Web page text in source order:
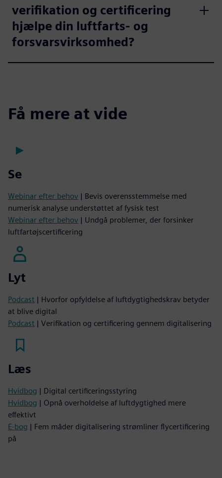
verifikation og certificering
hjælpe din luftfarts- og
forsvarsvirksomhed?
Få mere at vide
Se
Webinar efter behov | Bevis overensstemmelse med
numerisk analyse understøttet af fysisk test
Webinar efter behov | Undgå problemer, der forsinker
luftfartøjscertificering
Lyt
Podcast | Hvorfor opfyldelse af luftdygtighedskrav betyder
at blive digital
Podcast | Verifikation og certificering gennem digitalisering
Læs
Hvidbog | Digital certificeringsstyring
Hvidbog | Opnå overholdelse af luftdygtighed mere
effektivt
E-bog | Fem måder digitalisering strømliner flycertificering
på